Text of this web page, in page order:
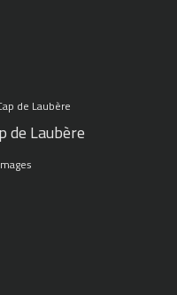
de Laubère